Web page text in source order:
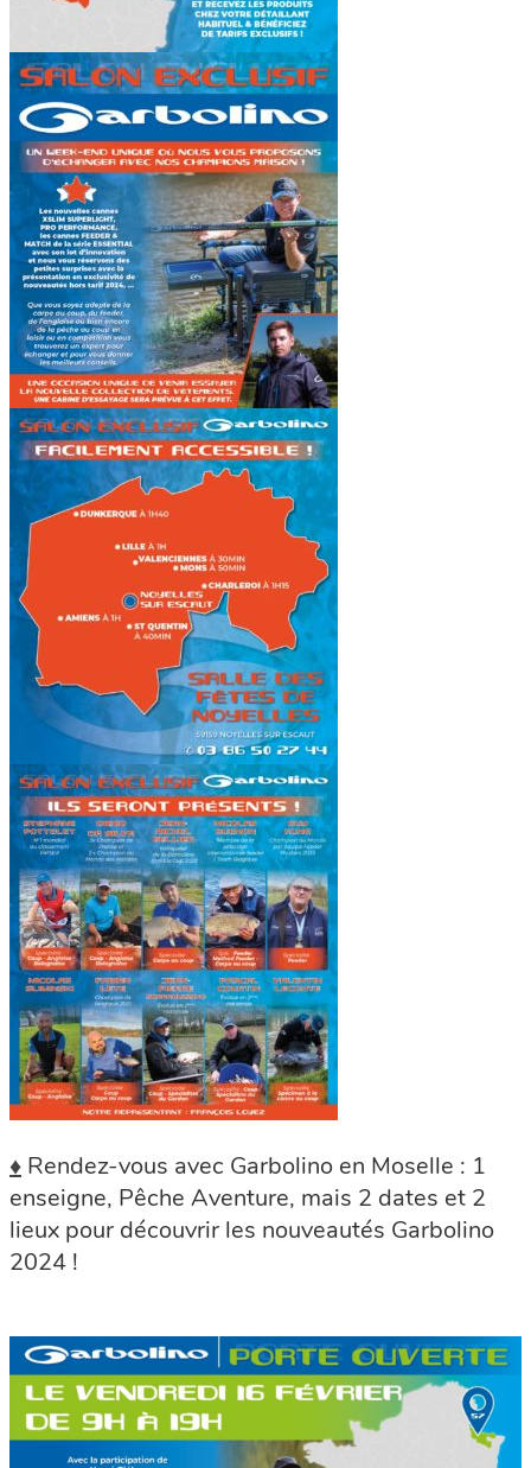
♦ Rendez-vous avec Garbolino en Moselle : 1
enseigne, Pêche Aventure, mais 2 dates et 2
lieux pour découvrir les nouveautés Garbolino
2024 !